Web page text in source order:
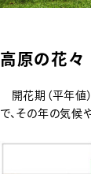
高原の花々
開花期（平年値
で、その年の気候